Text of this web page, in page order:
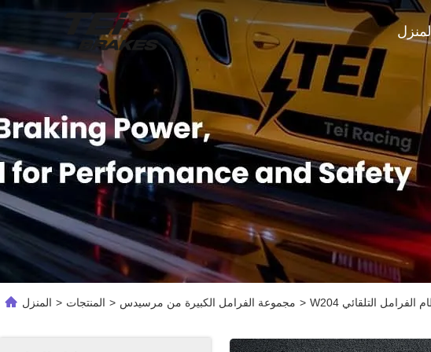
المنزل
المنزل > المنتجات > مجموعة الفرامل الكبيرة من مرسيدس >